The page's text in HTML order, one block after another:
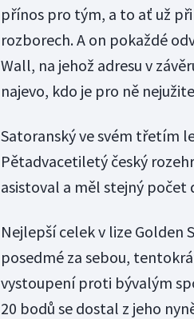
přínos pro tým, a to ať už
rozborech. A on pokaždé
Wall, na jehož adresu v
najevo, kdo je pro ně
Satoranský ve svém třetím
Pětadvacetiletý český
asistoval a měl stejný počet
Nejlepší celek v lize Golden
posedmé za sebou,
vystoupení proti bývalým
20 bodů se dostal z jeho